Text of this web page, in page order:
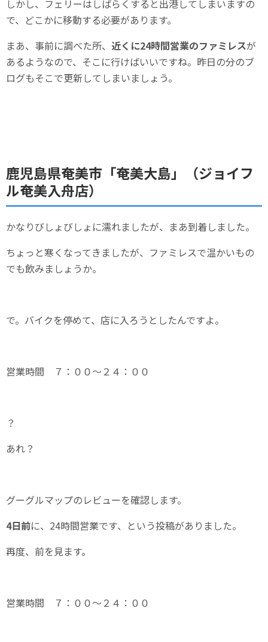
しかし、フェリーはしばらくすると出港してしまいますの
で、どこかに移動する必要があります。
まあ、事前に調べた所、 近くに24時間営業のファミレスが
あるようなので、そこに行けばいいですね。昨日の分のブ
ログもそこで更新してしまいましょう。
鹿児島県奄美市「奄美大島」（ジョイフ
ル奄美入舟店）
かなりびしょびしょに濡れましたが、まあ到着しました。
ちょっと寒くなってきましたが、ファミレスで温かいもの
でも飲みましょうか。
で。バイクを停めて、店に入ろうとしたんですよ。
営業時間 ７：００～２４：００
？
あれ？
グーグルマップのレビューを確認します。
4日前に、24時間営業です、という投稿がありました。
再度、前を見ます。
営業時間 ７：００～２４：００